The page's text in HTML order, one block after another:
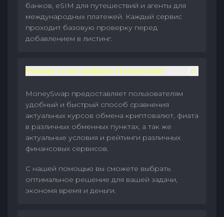
банков, eSIM для путешествий и агенты для
международных платежей. Каждый сервис
проходит базовую проверку перед
добавлением в листинг.
Почему стоит выбрать MoneySwap?
MoneySwap предоставляет пользователям
удобный и быстрый способ сравнения
актуальных курсов обмена криптовалют, фиата
в различных обменных пунктах, а так же
актуальные условия и рейтинги различных
финансовых сервисов.
С нашей помощью вы сможете выбрать
оптимальное решение для вашей задачи,
экономя время и деньги.